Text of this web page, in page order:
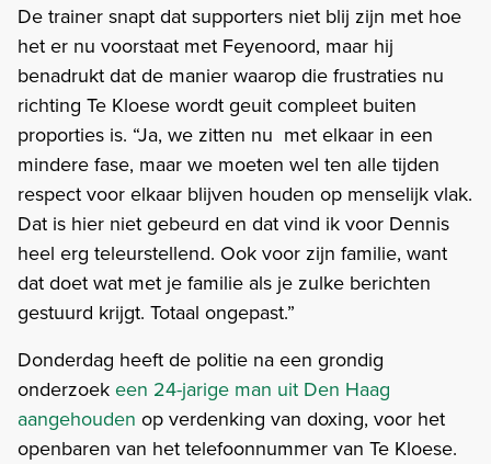
De trainer snapt dat supporters niet blij zijn met hoe
het er nu voorstaat met Feyenoord, maar hij
benadrukt dat de manier waarop die frustraties nu
richting Te Kloese wordt geuit compleet buiten
proporties is. “Ja, we zitten nu met elkaar in een
mindere fase, maar we moeten wel ten alle tijden
respect voor elkaar blijven houden op menselijk vlak.
Dat is hier niet gebeurd en dat vind ik voor Dennis
heel erg teleurstellend. Ook voor zijn familie, want
dat doet wat met je familie als je zulke berichten
gestuurd krijgt. Totaal ongepast.”
Donderdag heeft de politie na een grondig
onderzoekeen 24-jarige man uit Den Haag
aangehouden op verdenking van doxing, voor het
openbaren van het telefoonnummer van Te Kloese.